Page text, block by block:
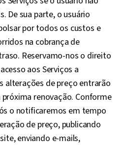
De sua parte, o usuário
por todos os custos e
na cobrança de
Reservamo-nos o direito
aos Serviços a
alterações de preço entrarão
renovação. Conforme
o notificaremos em tempo
de preço, publicando
enviando e-mails,